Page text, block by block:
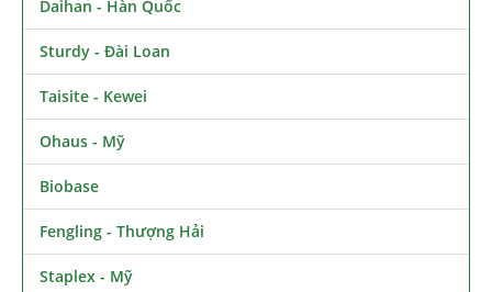
Daihan - Hàn Quốc
Sturdy - Đài Loan
Taisite - Kewei
Ohaus - Mỹ
Biobase
Fengling - Thượng Hải
Staplex - Mỹ